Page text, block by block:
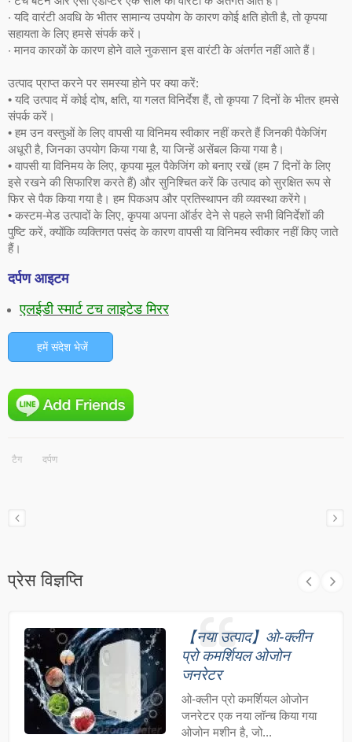
‧ यदि वारंटी अवधि के भीतर सामान्य उपयोग के कारण कोई क्षति होती है, तो कृपया
सहायता के लिए हमसे संपर्क करें।
‧ मानव कारकों के कारण होने वाले नुकसान इस वारंटी के अंतर्गत नहीं आते हैं।
उत्पाद प्राप्त करने पर समस्या होने पर क्या करें:
• यदि उत्पाद में कोई दोष, क्षति, या गलत विनिर्देश हैं, तो कृपया 7 दिनों के भीतर हमसे
संपर्क करें।
• हम उन वस्तुओं के लिए वापसी या विनिमय स्वीकार नहीं करते हैं जिनकी पैकेजिंग
अधूरी है, जिनका उपयोग किया गया है, या जिन्हें असेंबल किया गया है।
• वापसी या विनिमय के लिए, कृपया मूल पैकेजिंग को बनाए रखें (हम 7 दिनों के लिए
इसे रखने की सिफारिश करते हैं) और सुनिश्चित करें कि उत्पाद को सुरक्षित रूप से
फिर से पैक किया गया है। हम पिकअप और प्रतिस्थापन की व्यवस्था करेंगे।
• कस्टम-मेड उत्पादों के लिए, कृपया अपना ऑर्डर देने से पहले सभी विनिर्देशों की
पुष्टि करें, क्योंकि व्यक्तिगत पसंद के कारण वापसी या विनिमय स्वीकार नहीं किए जाते
हैं।
दर्पण आइटम
एलईडी स्मार्ट टच लाइटेड मिरर
हमें संदेश भेजें
टैग दर्पण
प्रेस विज्ञप्ति
【नया उत्पाद】ओ-क्लीन
प्रो कमर्शियल ओजोन
जनरेटर
ओ-क्लीन प्रो कमर्शियल ओजोन
जनरेटर एक नया लॉन्च किया गया
ओजोन मशीन है, जो...